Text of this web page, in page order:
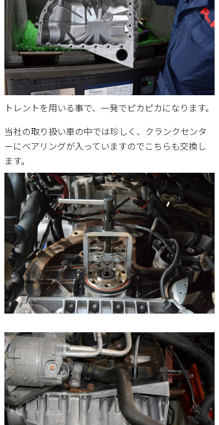
トレントを用いる事で、一発でピカピカになります。
当社の取り扱い車の中では珍しく、クランクセンタ
ーにベアリングが入っていますのでこちらも交換し
ます。